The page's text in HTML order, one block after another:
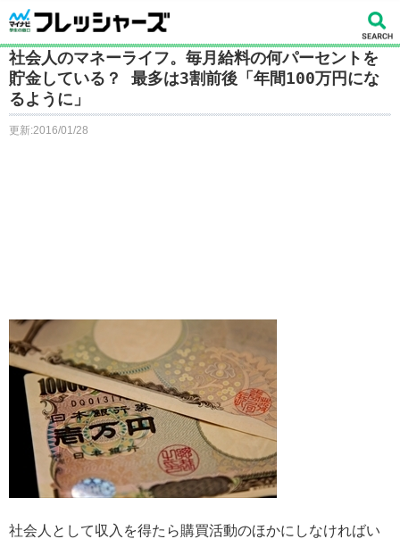
社会人のマネーライフ。毎月給料の何パーセントを
貯金している？ 最多は3割前後「年間100万円にな
るように」
更新:2016/01/28
社会人として収入を得たら購買活動のほかにしなければい